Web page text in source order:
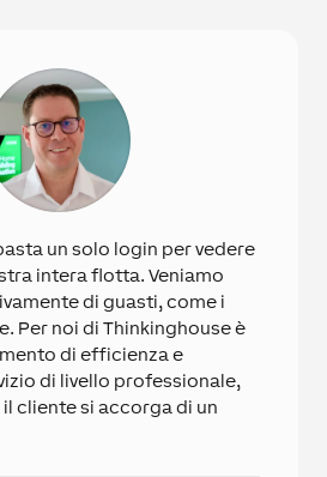
un solo login per vedere
intera flotta. Veniamo
di guasti, come i
Per noi di Thinkinghouse è
di efficienza e
di livello professionale,
cliente si accorga di un